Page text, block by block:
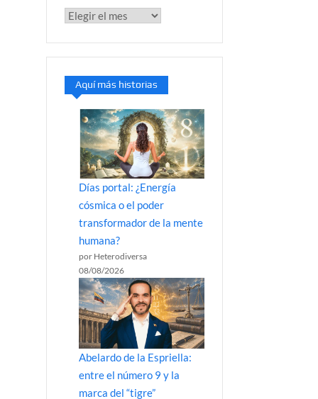
Aquí más historias
Días portal: ¿Energía
cósmica o el poder
transformador de la mente
humana?
por Heterodiversa
08/08/2026
Abelardo de la Espriella:
entre el número 9 y la
marca del “tigre”